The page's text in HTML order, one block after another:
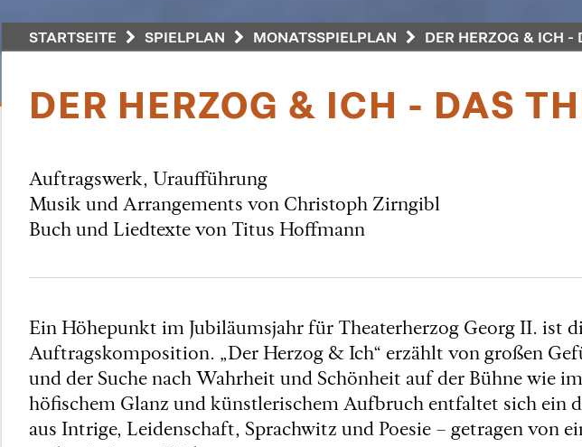
STARTSEITE SPIELPLAN MONATSSPIELPLAN DER HERZOG & ICH -
DER HERZOG & ICH - DAS
Auftragswerk, Uraufführung
Musik und Arrangements von Christoph Zirngibl
Buch und Liedtexte von Titus Hoffmann
Ein Höhepunkt im Jubiläumsjahr für Theaterherzog Georg II. ist
Auftragskomposition. „Der Herzog & Ich“ erzählt von großen
und der Suche nach Wahrheit und Schönheit auf der Bühne wie
höfischem Glanz und künstlerischem Aufbruch entfaltet sich ein
aus Intrige, Leidenschaft, Sprachwitz und Poesie – getragen von